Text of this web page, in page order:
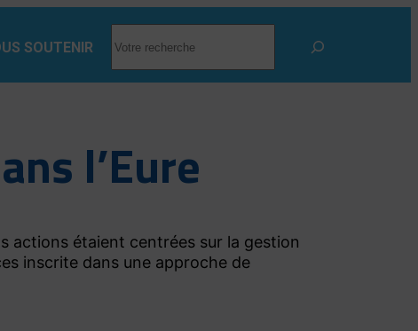
SOUTENIR
l’Eure
actions étaient centrées sur la gestion
inscrite dans une approche de